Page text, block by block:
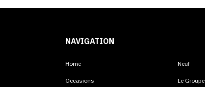
NAVIGATION
Home Neuf
Occasions Le Groupe